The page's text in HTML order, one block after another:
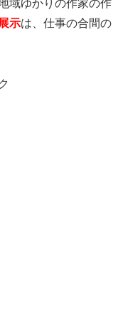
域ゆかりの作家の作
示は、仕事の合間の